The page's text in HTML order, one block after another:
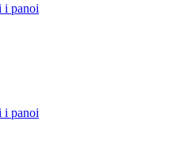
i panoi
i panoi